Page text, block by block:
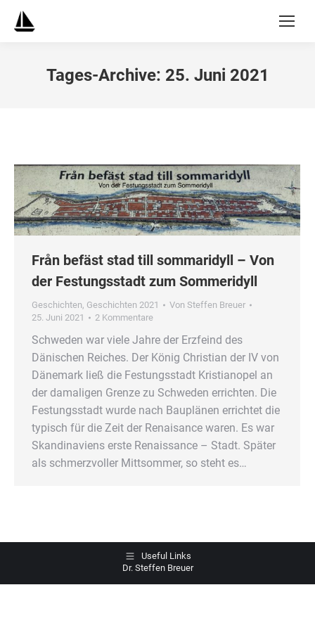
Tages-Archive: 25. Juni 2021
Från befäst stad till sommaridyll – Von
der Festungsstadt zum Sommeridyll
Geschichten, Geschichten 2021 Von Steffen Breuer
25. Juni 2021
2 Kommentare
Schweden war viele Jahre der Erzfeind des
Dänischen Reiches. Der König Christian der IV von
Dänemark ließ die Festungsstadt Kristianopel an
der damaligen Grenze zu Schweden errichten. Die
Festungsstadt wurde nach Bauplänen errichtet die
typisch für die Zeit der Renaisance waren. Es war
Skandinaviens erste Renaissance – Stadt. Später
als schmerzvoller Mittsommer, so steht es…
Useful Links
Dr. Steffen Breuer